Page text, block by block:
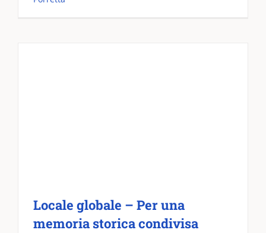
Locale globale – Per una
memoria storica condivisa